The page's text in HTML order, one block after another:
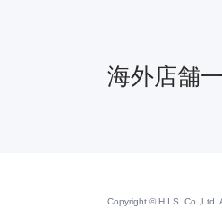
海外店舗
Copyright © H.I.S. Co.,Ltd.